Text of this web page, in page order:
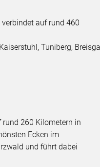
verbindet auf rund 460
Tuniberg,
rund 260 Kilometern in
Ecken im
und führt dabei